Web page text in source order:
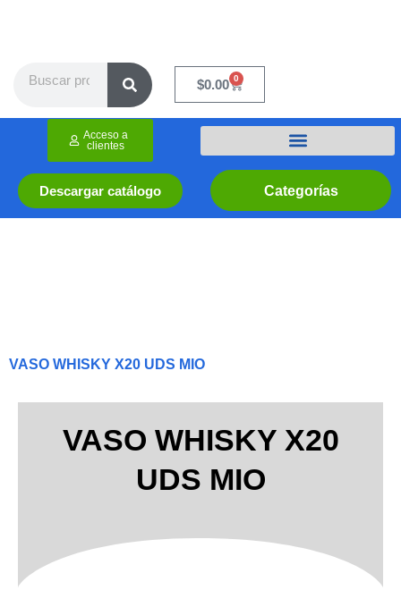
$0.00 0
Cart
Categorías
Descargar catálogo
Acceso a
clientes
VASO WHISKY X20 UDS MIO
VASO WHISKY X20
UDS MIO